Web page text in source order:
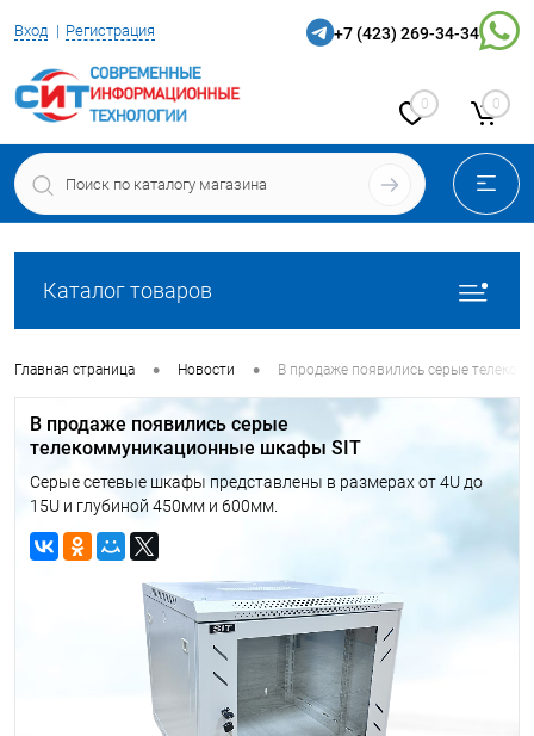
Вход Регистрация +7 (423) 269-34-34
0 0
Каталог товаров
Главная страница • Новости • В продаже появились серые
В продаже появились серые
телекоммуникационные шкафы SIT
Серые сетевые шкафы представлены в размерах от 4U до
15U и глубиной 450мм и 600мм.